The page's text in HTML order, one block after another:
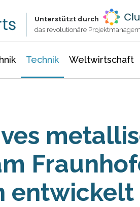
Unterstützt durch
das revolutionäre
Technik Weltwirtschaft
entwickelt